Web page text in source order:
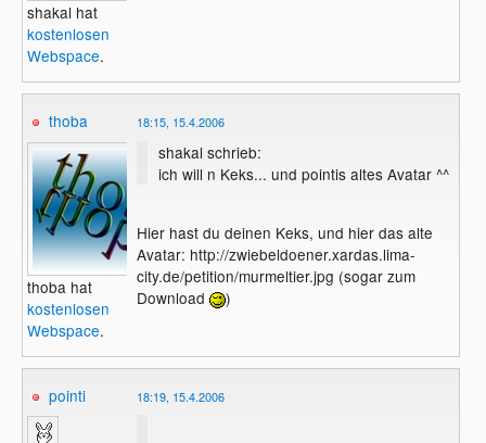
shakal hat
kostenlosen
Webspace.
thoba
thoba hat
kostenlosen
Webspace.
18:15, 15.4.2006
shakal schrieb:
ich will n Keks... und pointis altes Avatar ^^
Hier hast du deinen Keks, und hier das alte
Avatar: http://zwiebeldoener.xardas.lima-
city.de/petition/murmeltier.jpg (sogar zum
Download
)
pointi 18:19, 15.4.2006